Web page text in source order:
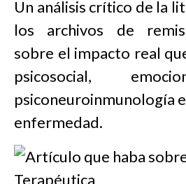
Un análisis crítico de la
los archivos de
sobre el impacto real
psicosocial,
psiconeuroinmunología
enfermedad.